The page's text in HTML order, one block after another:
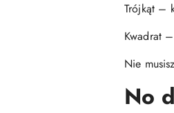
Trójkąt –
Kwadrat
Nie
No